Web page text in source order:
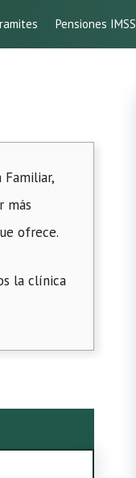
Pensiones IMSS
más
ofrece.
la clínica